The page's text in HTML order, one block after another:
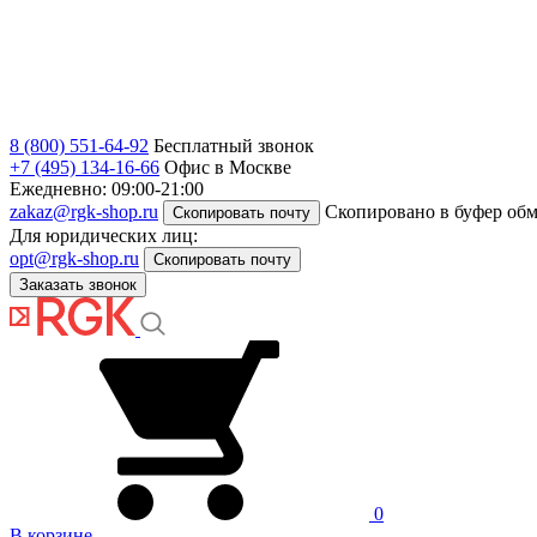
8 (800) 551-64-92 Бесплатный звонок
+7 (495) 134-16-66 Офис в Москве
Ежедневно: 09:00-21:00
zakaz@rgk-shop.ru
Скопировать почту
Скопировано в буфер
Для юридических лиц:
opt@rgk-shop.ru
Скопировать почту
Заказать звонок
0